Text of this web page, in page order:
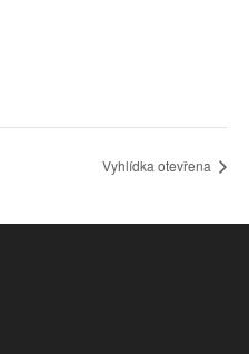
Vyhlídka otevřena